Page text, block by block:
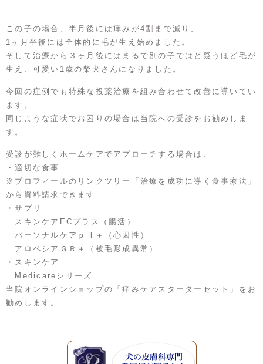
この子の場合、半月後には痒みが4割まで減り、
1ヶ月半後には全体的に毛が生え始めました。
そして治療から３ヶ月後にはまるで別の子ではと疑うほど毛が
生え、可愛い1歳の柴犬さんになりました。
今回の症例でも特殊な投薬治療を組み合わせて改善に導いてい
ます。
同じような症状でお困りの場合は当院への受診をお勧めしま
す。
受診が難しくホームケアでアプローチする場合は、
・適切な食事
※プロフィールのリンクツリー「治療を成功に導く食事療法」
から資料請求できます
・サプリ
スキンケアECプラス（腸活）
パーソナルケアｐⅡ＋（心因性）
アロペシアＧＲ＋（被毛形成異常）
・スキンケア
Medicareシリーズ
当院オンラインショップの「痒みケアスターターセット」をお
勧めします。